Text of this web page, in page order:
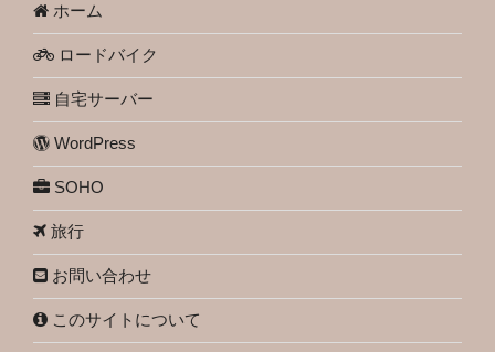
ホーム
ロードバイク
自宅サーバー
WordPress
SOHO
旅行
お問い合わせ
このサイトについて